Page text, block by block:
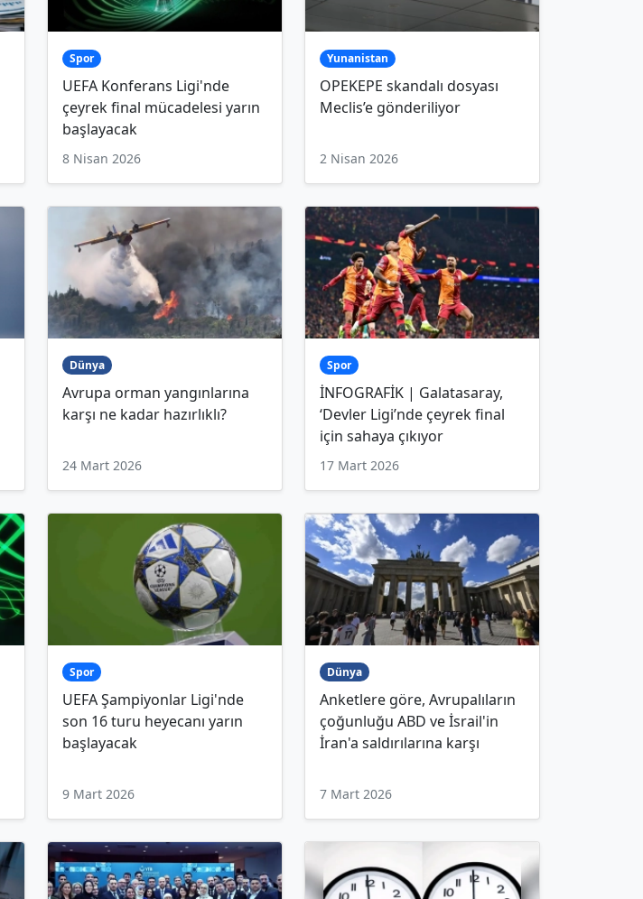
Spor
UEFA Konferans Ligi'nde
çeyrek final mücadelesi yarın
başlayacak
8 Nisan 2026
Yunanistan
OPEKEPE skandalı dosyası
Meclis’e gönderiliyor
2 Nisan 2026
Dünya
Avrupa orman yangınlarına
karşı ne kadar hazırlıklı?
24 Mart 2026
Spor
İNFOGRAFİK | Galatasaray,
‘Devler Ligi’nde çeyrek final
için sahaya çıkıyor
17 Mart 2026
Spor
UEFA Şampiyonlar Ligi'nde
son 16 turu heyecanı yarın
başlayacak
9 Mart 2026
Dünya
Anketlere göre, Avrupalıların
çoğunluğu ABD ve İsrail'in
İran'a saldırılarına karşı
7 Mart 2026